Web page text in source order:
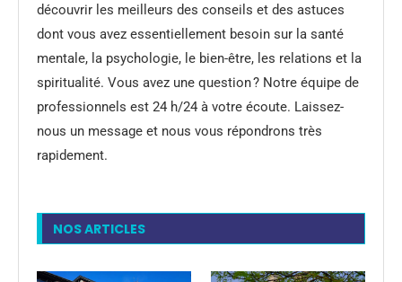
découvrir les meilleurs des conseils et des astuces
dont vous avez essentiellement besoin sur la santé
mentale, la psychologie, le bien-être, les relations et la
spiritualité. Vous avez une question ? Notre équipe de
professionnels est 24 h/24 à votre écoute. Laissez-
nous un message et nous vous répondrons très
rapidement.
NOS ARTICLES